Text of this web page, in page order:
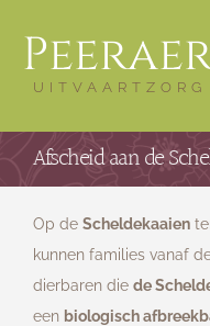
UITVAARTZORG
Home
Startpagina
Rouwberichten
Aula voor
Bloemen
Afscheid aan de
Op de Scheldekaaien
kunnen families vanaf
dierbaren die de
een biologisch